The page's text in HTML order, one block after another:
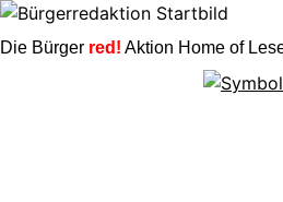
Die Bürger red! Aktion Home of